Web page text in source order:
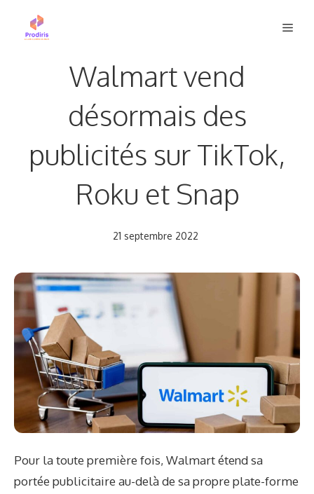
Walmart vend
désormais des
publicités sur TikTok,
Roku et Snap
21 septembre 2022
Pour la toute première fois, Walmart étend sa
portée publicitaire au-delà de sa propre plate-forme